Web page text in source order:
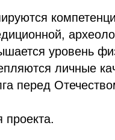
уровень
личные
перед
проекта.